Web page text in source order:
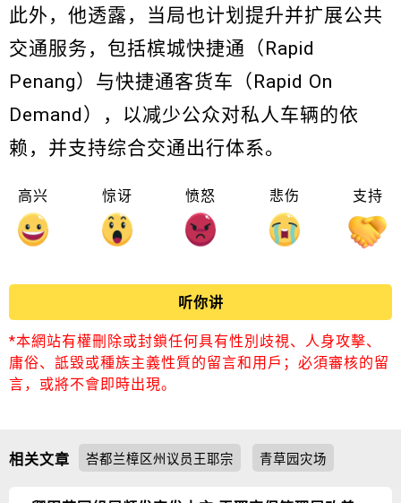
此外，他透露，当局也计划提升并扩展公共
交通服务，包括槟城快捷通（Rapid
Penang）与快捷通客货车（Rapid On
Demand），以减少公众对私人车辆的依
赖，并支持综合交通出行体系。
高兴 惊讶 愤怒 悲伤 支持
听你讲
*本網站有權刪除或封鎖任何具有性別歧視、人身攻擊、
庸俗、詆毀或種族主義性質的留言和用戶；必須審核的留
言，或將不會即時出現。
相关文章 峇都兰樟区州议员王耶宗 青草园灾场